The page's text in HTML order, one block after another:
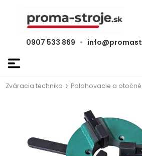
0907 533 869 •
Zváracia technika Polohovacie a